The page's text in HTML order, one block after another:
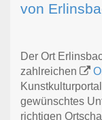
von
Der Ort
zahlreichen
gewünschtes
richtigen